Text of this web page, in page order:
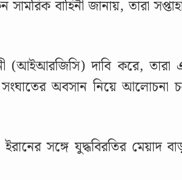
বাহিনী জানায়, তারা
(আইআরজিসি) দাবি করে, তারা
সংঘাতের অবসান নিয়ে আলোচনা
সঙ্গে যুদ্ধবিরতির মেয়াদ